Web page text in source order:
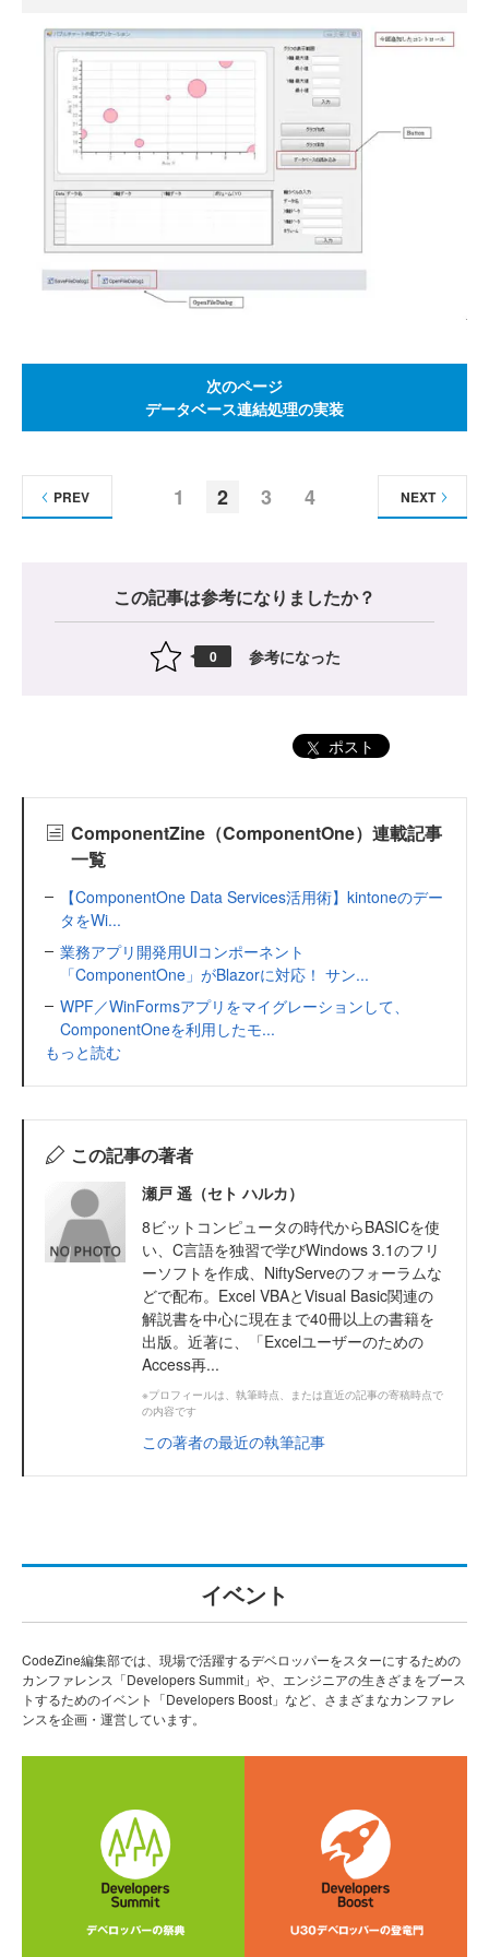
次のページ
データベース連結処理の実装
1 2 3 4
PREV NEXT
この記事は参考になりましたか？
0 参考になった
ポスト
ComponentZine（ComponentOne）連載記事
一覧
【ComponentOne Data Services活用術】kintoneのデー
タをWi...
業務アプリ開発用UIコンポーネント
「ComponentOne」がBlazorに対応！ サン...
WPF／WinFormsアプリをマイグレーションして、
ComponentOneを利用したモ...
もっと読む
この記事の著者
瀬戸 遥（セト ハルカ）
8ビットコンピュータの時代からBASICを使
い、C言語を独習で学びWindows 3.1のフリ
ーソフトを作成、NiftyServeのフォーラムな
どで配布。Excel VBAとVisual Basic関連の
解説書を中心に現在まで40冊以上の書籍を
出版。近著に、「Excelユーザーのための
Access再...
※プロフィールは、執筆時点、または直近の記事の寄稿時点で
の内容です
この著者の最近の執筆記事
イベント
CodeZine編集部では、現場で活躍するデベロッパーをスターにするための
カンファレンス「Developers Summit」や、エンジニアの生きざまをブース
トするためのイベント「Developers Boost」など、さまざまなカンファレ
ンスを企画・運営しています。